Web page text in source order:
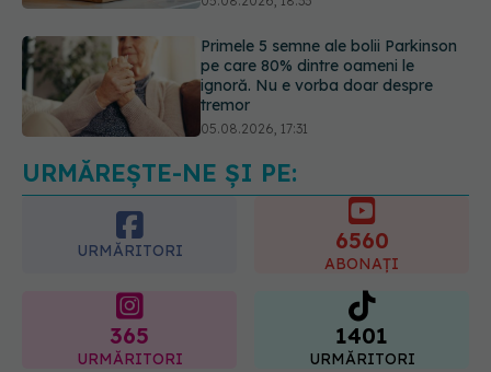
05.08.2026, 17:31
Gabriela Cristea, manifest pentru
respect și acceptare: Corpul
fiecăruia spune o poveste
URMĂREȘTE-NE ȘI PE:
URMĂRITORI 6560
ABONAȚI
365
URMĂRITORI
1401
URMĂRITORI